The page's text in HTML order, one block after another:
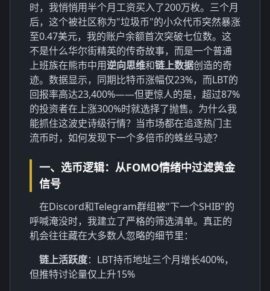
时，我悄悄用半个月工资买入了200万枚。三个月
后，这个被社区称为"垃圾币"的小众代币突然暴涨
至0.47美元，我的账户余额首次突破七位数。这
不是什么华尔街精英的传奇故事，而是一个普通
上班族在熊市中用逆向思维和链上数据创造的奇
迹。数据显示，同期比特币涨幅仅23%，而LBT的
回报率高达23,400%——但更惊人的是，超过87%
的投资者在上涨300%时就选择了抛售。为什么我
能抓住这波史诗级行情？当市场都在追逐热门主
流币时，如何发现下一个多倍币的蛛丝马迹？
一、选币逻辑：从FOMO情绪中过滤黄金
信号
在Discord和Telegram群组被"下一个SHIB"的
呼喊淹没时，我建立了严格的筛选清单。真正的
机会往往藏在大多数人忽略的细节里：
链上活跃度：LBT持币地址三个月增长400%，
但推特讨论量仅上升15%